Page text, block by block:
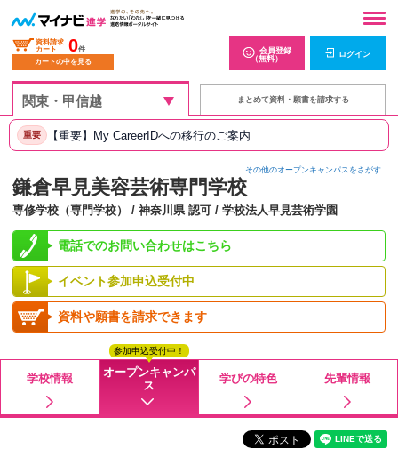
資料請求
カート
0件
カートの中を見る
会員登録
（無料）
ログイン
まとめて資料・願書を請求する
重要 【重要】My CareerIDへの移行のご案内
その他のオープンキャンパスをさがす
鎌倉早見美容芸術専門学校
専修学校（専門学校） / 神奈川県 認可 / 学校法人早見芸術学園
電話でのお問い合わせはこちら
イベント参加申込受付中
資料や願書を請求できます
学校情報
オープンキャンパ
ス
参加申込受付中！
学びの特色 先輩情報